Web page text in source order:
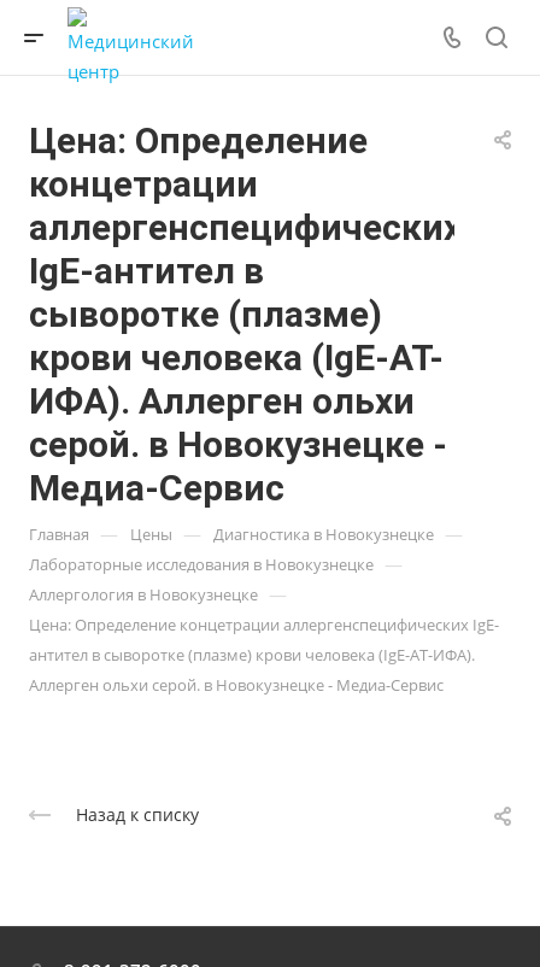
Цена: Определение
концетрации
аллергенспецифических
IgE-антител в
сыворотке (плазме)
крови человека (IgE-АТ-
ИФА). Аллерген ольхи
серой. в Новокузнецке -
Медиа-Сервис
Главная — Цены — Диагностика в Новокузнецке —
Лабораторные исследования в Новокузнецке —
Аллергология в Новокузнецке —
Цена: Определение концетрации аллергенспецифических IgE-
антител в сыворотке (плазме) крови человека (IgE-АТ-ИФА).
Аллерген ольхи серой. в Новокузнецке - Медиа-Сервис
Назад к списку